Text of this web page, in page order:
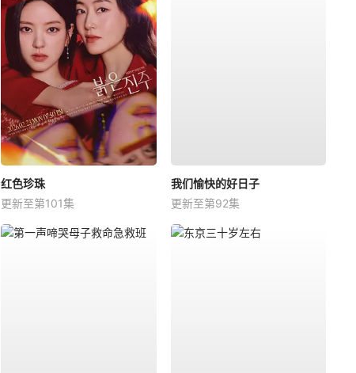
红色珍珠
更新至第101集
我们愉快的好日子
更新至第92集